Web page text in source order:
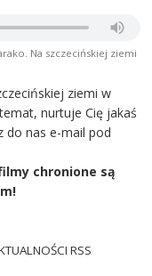
Na szczecińskiej ziemi
ziemi w
nurtuje Cię jakaś
do nas e-mail pod
chronione są
RSS